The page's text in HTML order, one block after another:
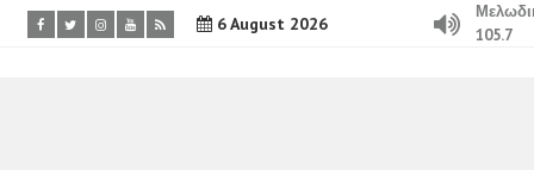
6 August 2026
105.7